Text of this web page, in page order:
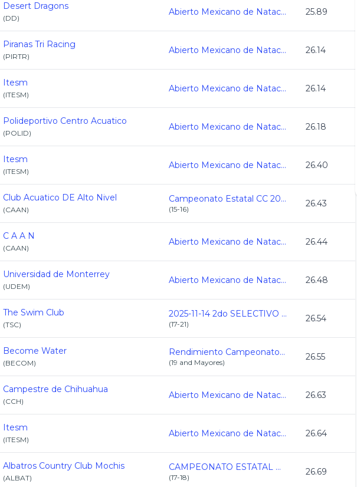
Desert Dragons
(DD)
Abierto Mexicano de Natacion 2025 25.89
Piranas Tri Racing
(PIRTR)
Abierto Mexicano de Natacion 2025 26.14
Itesm
(ITESM)
Abierto Mexicano de Natacion 2025 26.14
Polideportivo Centro Acuatico
(POLID)
Abierto Mexicano de Natacion 2025 26.18
Itesm
(ITESM)
Abierto Mexicano de Natacion 2025 26.40
Club Acuatico DE Alto Nivel
(CAAN)
Campeonato Estatal CC 2025
(15-16)
26.43
C A A N
(CAAN)
Abierto Mexicano de Natacion 2025 26.44
Universidad de Monterrey
(UDEM)
Abierto Mexicano de Natacion 2025 26.48
The Swim Club
(TSC)
2025-11-14 2do SELECTIVO A NACIONALES DE CC
(17-21)
26.54
Become Water
(BECOM)
Rendimiento Campeonato CDMX CC 25
(19 and Mayores)
26.55
Campestre de Chihuahua
(CCH)
Abierto Mexicano de Natacion 2025 26.63
Itesm
(ITESM)
Abierto Mexicano de Natacion 2025 26.64
Albatros Country Club Mochis
(ALBAT)
CAMPEONATO ESTATAL DE NATACION CC SINALOA 25
(17-18)
26.69